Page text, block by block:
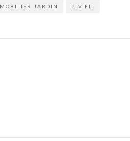
MOBILIER JARDIN PLV FIL